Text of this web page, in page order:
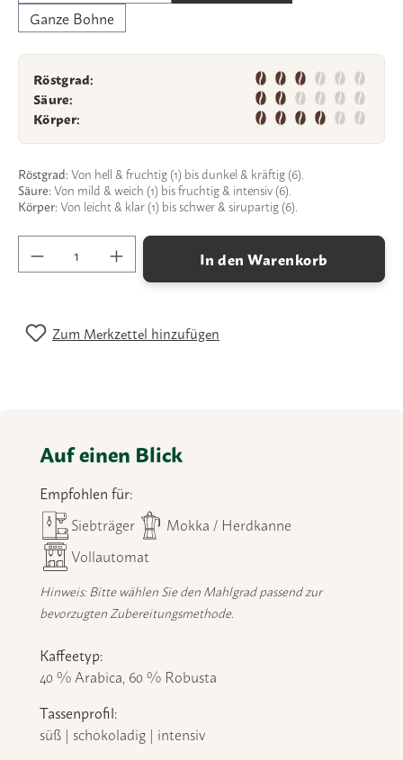
Ganze Bohne
Röstgrad:
Säure:
Körper:
Röstgrad:Von hell & fruchtig (1) bis dunkel & kräftig (6).
Säure:Von mild & weich (1) bis fruchtig & intensiv (6).
Körper:Von leicht & klar (1) bis schwer & sirupartig (6).
Produkt Anzahl: Gib den gewünschten Wert
In den Warenkorb
Zum Merkzettel hinzufügen
Auf einen Blick
Empfohlen für:
Siebträger
Mokka / Herdkanne
Vollautomat
Hinweis: Bitte wählen Sie den Mahlgrad passend zur
bevorzugten Zubereitungsmethode.
Kaffeetyp:
40 % Arabica, 60 % Robusta
Tassenprofil:
süß | schokoladig | intensiv